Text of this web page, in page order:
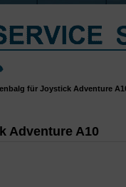
für Joystick Adventure
Adventure A10